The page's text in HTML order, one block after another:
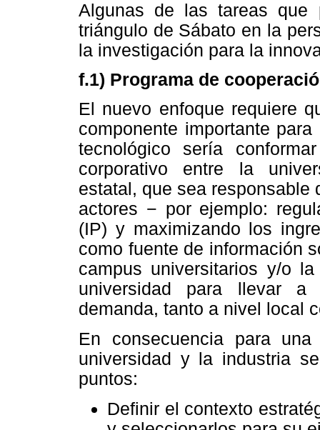
Algunas de las tareas que
triángulo de Sábato en la
la investigación para la
f.1) Programa de
El nuevo enfoque requiere
componente importante
tecnológico sería
corporativo entre la
estatal, que sea responsable
actores − por ejemplo:
(IP) y maximizando los
como fuente de información
campus universitarios y/o
universidad para llevar
demanda, tanto a nivel local
En consecuencia para
universidad y la industria
puntos:
Definir el contexto